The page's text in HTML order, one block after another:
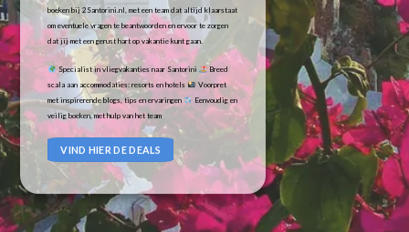
boeken bij 2Santorini.nl, met een team dat altijd klaarstaat
om eventuele vragen te beantwoorden en ervoor te zorgen
dat jij met een gerust hart op vakantie kunt gaan.
Specialist in vliegvakanties naar Santorini
Breed
scala aan accommodaties: resorts en hotels
Voorpret
met inspirerende blogs, tips en ervaringen
Eenvoudig en
veilig boeken, met hulp van het team
VIND HIER DE DEALS